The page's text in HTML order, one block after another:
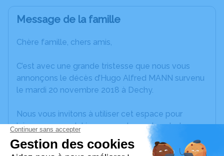
Message de la famille
Chère famille, chers amis,
C’est avec une grande tristesse que nous vous
annonçons le décès d’Hugo Alfred MANN survenu
le mardi 20 novembre 2018 à Dechy.
Nous vous invitons à utiliser cet espace pour
laisser vos condoléances, partager des photos
souvenirs, une anecdote ou exprimer vos pensées
à travers des poèmes ou des textes. Cet endroit